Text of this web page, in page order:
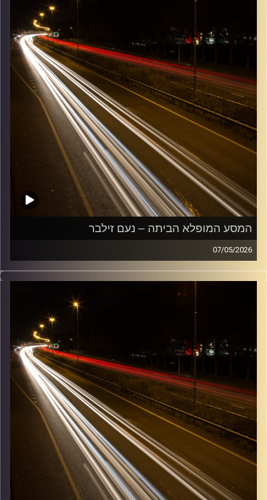
המסע המופלא הביתה – נעם זילבר
07/05/2026
מוזיקה שתלווה אותנו אחרי יום עבודה ארוך ותחזיר אותנו
הביתה בשלום עם נעם זילבר
קרדיט תמונות: